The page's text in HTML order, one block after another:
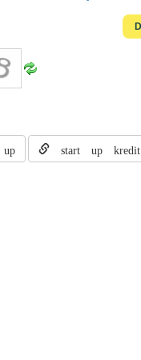
start up kredit